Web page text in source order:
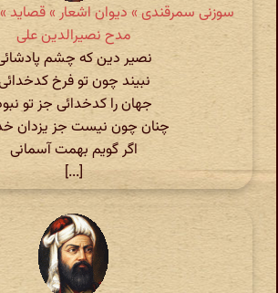
مدح نصیرالدین علی
نصیر دین که چشم
نبیند چون تو فرخ
جهان را کدخدائی جز تو
چنان چون نیست جز یزدان
اگر گویم بهمت آسمانی
[...]